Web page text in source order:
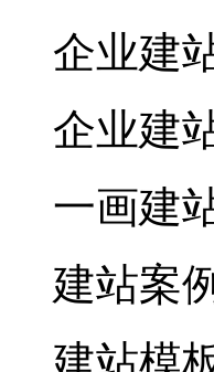
企业建
企业建
一画建
建站案例
建站模